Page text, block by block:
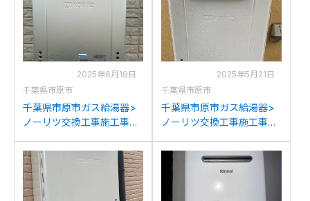
GT-2470SAW BLへの交換
交換
2025年6月19日
千葉県市原市
千葉県市原市ガス給湯器>
ノーリツ交換工事施工事
H2000AW-1からノーリツ
GT-C2072SAW BLへの交
換
2025年5月21日
千葉県市原市
千葉県市原市ガス給湯器>
ノーリツ交換工事施工事
2450SAWXからノーリツ
GT-2070SAW BLへの交換